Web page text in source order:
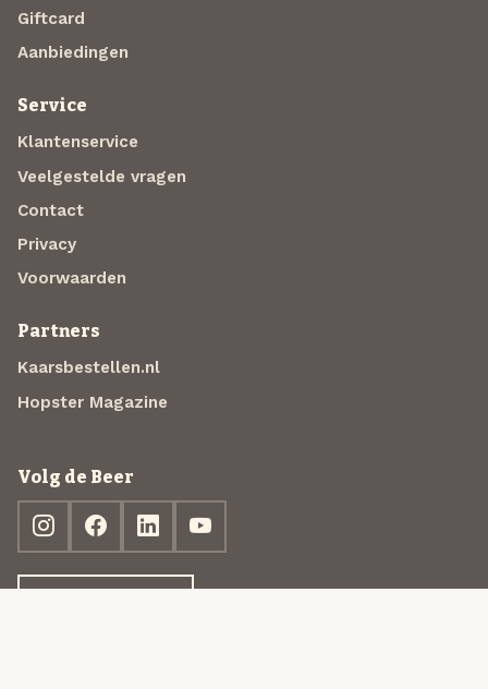
Giftcard
Aanbiedingen
Service
Klantenservice
Veelgestelde vragen
Contact
Privacy
Voorwaarden
Partners
Kaarsbestellen.nl
Hopster Magazine
Volg de Beer